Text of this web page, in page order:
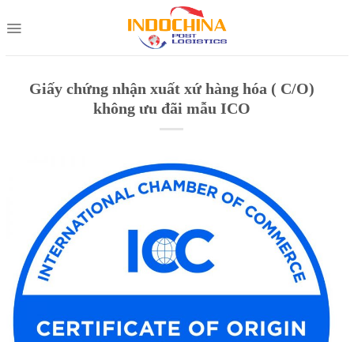
to
Giấy chứng nhận xuất xứ hàng hóa ( C/O)
không ưu đãi mẫu ICO